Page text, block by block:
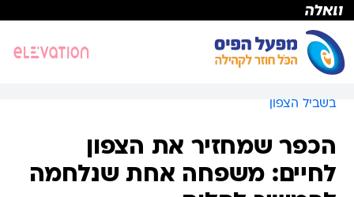
בשביל הצפון
הכפר שמחזיר את הצפון
לחיים: משפחה אחת שנלחמה